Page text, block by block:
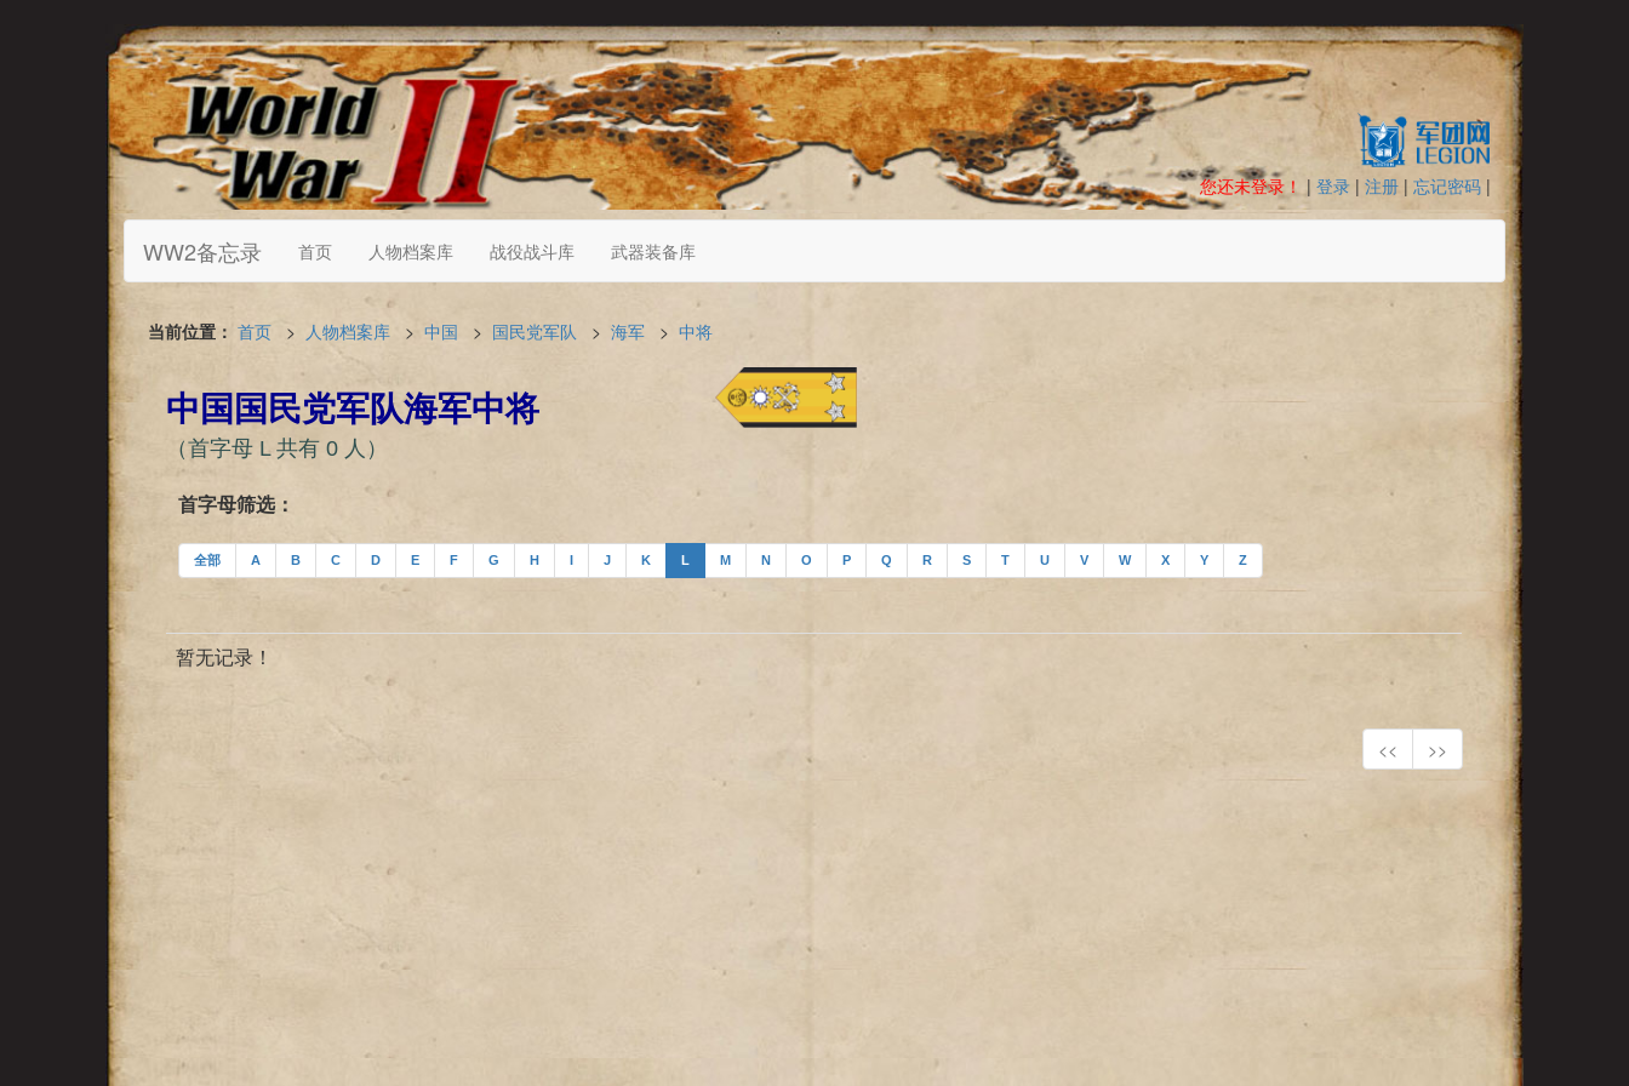
您还未登录！ | 登录 | 注册 | 忘记密码 |
WW2备忘录 首页 人物档案库 战役战斗库 武器装备库
当前位置： 首页 > 人物档案库 > 中国 > 国民党军队 > 海军 > 中将
中国国民党军队海军中将
（首字母 L 共有 0 人）
首字母筛选：
全部 A B C D E F G H I J K L M N O P Q R S T U V W X Y Z
暂无记录！
<< >>